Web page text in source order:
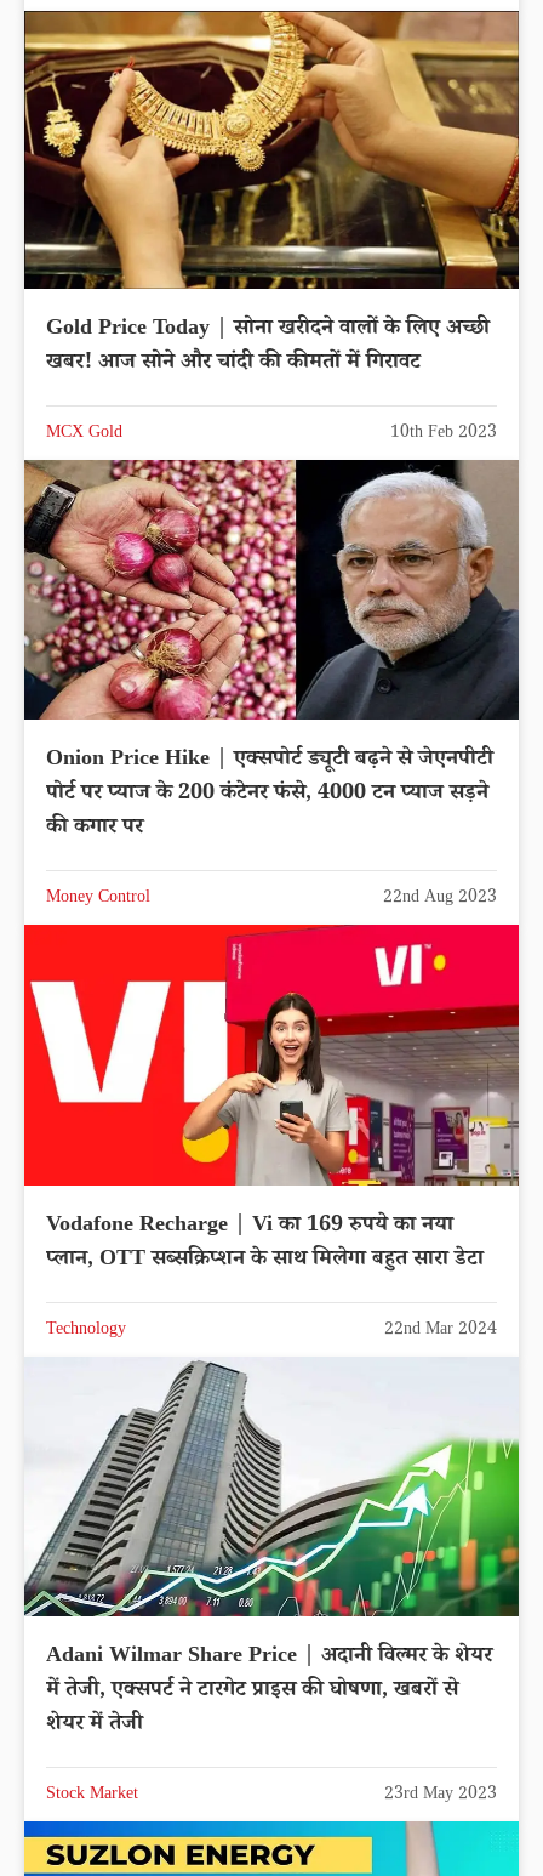
Gold Price Today | सोना खरीदने वालों के लिए अच्छी
खबर! आज सोने और चांदी की कीमतों में गिरावट
MCX Gold 10th Feb 2023
Onion Price Hike | एक्सपोर्ट ड्यूटी बढ़ने से जेएनपीटी
पोर्ट पर प्याज के 200 कंटेनर फंसे, 4000 टन प्याज सड़ने
की कगार पर
Money Control 22nd Aug 2023
Vodafone Recharge | Vi का 169 रुपये का नया
प्लान, OTT सब्सक्रिप्शन के साथ मिलेगा बहुत सारा डेटा
Technology 22nd Mar 2024
Adani Wilmar Share Price | अदानी विल्मर के शेयर
में तेजी, एक्सपर्ट ने टारगेट प्राइस की घोषणा, खबरों से
शेयर में तेजी
Stock Market 23rd May 2023